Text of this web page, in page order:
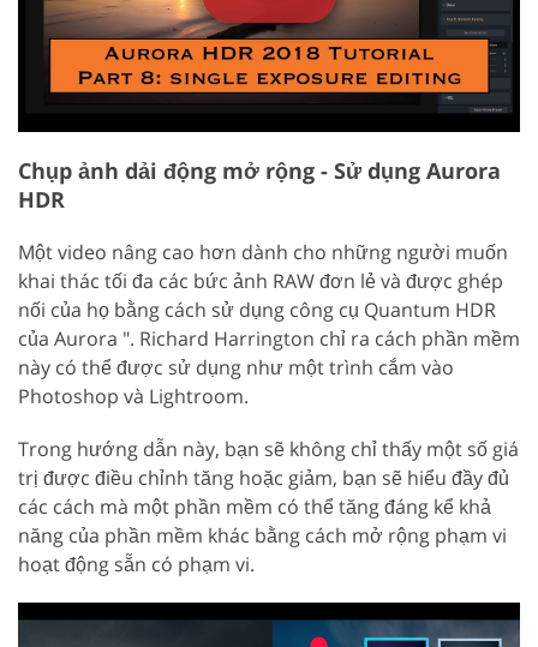
Chụp ảnh dải động mở rộng - Sử dụng Aurora
HDR
Một video nâng cao hơn dành cho những người muốn
khai thác tối đa các bức ảnh RAW đơn lẻ và được ghép
nối của họ bằng cách sử dụng công cụ Quantum HDR
của Aurora ". Richard Harrington chỉ ra cách phần mềm
này có thể được sử dụng như một trình cắm vào
Photoshop và Lightroom.
Trong hướng dẫn này, bạn sẽ không chỉ thấy một số giá
trị được điều chỉnh tăng hoặc giảm, bạn sẽ hiểu đầy đủ
các cách mà một phần mềm có thể tăng đáng kể khả
năng của phần mềm khác bằng cách mở rộng phạm vi
hoạt động sẵn có phạm vi.